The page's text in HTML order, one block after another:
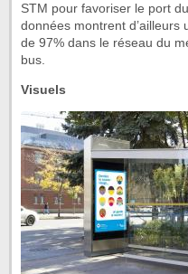
STM pour favoriser le port
données montrent d’ailleurs
de 97% dans le réseau du
bus.
Visuels